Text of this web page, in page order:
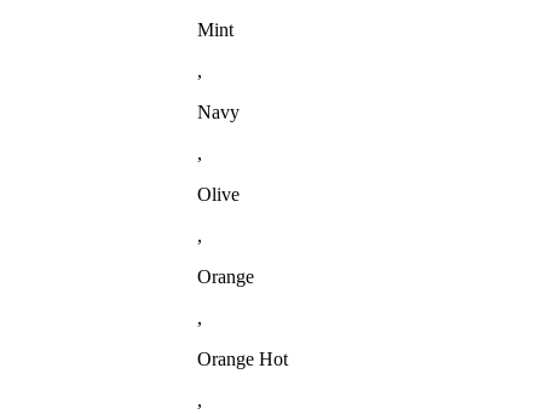
Mint
,
Navy
,
Olive
,
Orange
,
Orange Hot
,